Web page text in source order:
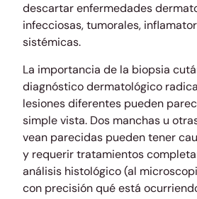
descartar enfermedades
infecciosas, tumorales,
sistémicas.
La importancia de la biopsia
diagnóstico dermatológico
lesiones diferentes pueden
simple vista. Dos manchas u
vean parecidas pueden tener
y requerir tratamientos
análisis histológico (al
con precisión qué está